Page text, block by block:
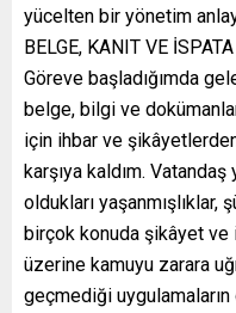
yücelten bir yönetim
BELGE, KANIT VE
Göreve başladığımda
belge, bilgi ve
için ihbar ve
karşıya kaldım.
oldukları yaşanmışlıklar,
birçok konuda şikâyet ve
üzerine kamuyu zarara
geçmediği